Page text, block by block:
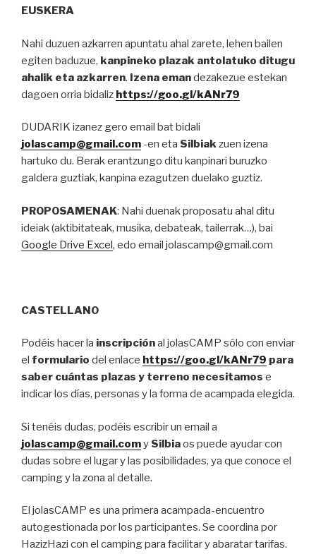
EUSKERA
Nahi duzuen azkarren apuntatu ahal zarete, lehen bailen
egiten baduzue, kanpineko plazak antolatuko ditugu
ahalik eta azkarren. Izena emandezakezue estekan
dagoen orria bidaliz https://goo.gl/kANr79
DUDARIK izanez gero email bat bidali
jolascamp@gmail.com -en eta Silbiakzuen izena
hartuko du. Berak erantzungo ditu kanpinari buruzko
galdera guztiak, kanpina ezagutzen duelako guztiz.
PROPOSAMENAK: Nahi duenak proposatu ahal ditu
ideiak (aktibitateak, musika, debateak, tailerrak…), bai
Google Drive Excel, edo email jolascamp@gmail.com
CASTELLANO
Podéis hacer la inscripciónal jolasCAMP sólo con enviar
el formulario del enlace https://goo.gl/kANr79 para
saber cuántas plazas y terreno necesitamos e
indicar los días, personas y la forma de acampada elegida.
Si tenéis dudas, podéis escribir un email a
jolascamp@gmail.comy Silbiaos puede ayudar con
dudas sobre el lugar y las posibilidades, ya que conoce el
camping y la zona al detalle.
El jolasCAMP es una primera acampada-encuentro
autogestionada por los participantes. Se coordina por
HazizHazi con el camping para facilitar y abaratar tarifas.